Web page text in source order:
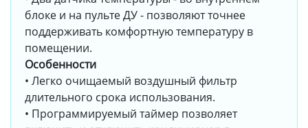
блоке и на пульте ДУ - позволяют точнее
поддерживать комфортную температуру в
помещении.
Особенности
• Легко очищаемый воздушный фильтр
длительного срока использования.
• Программируемый таймер позволяет